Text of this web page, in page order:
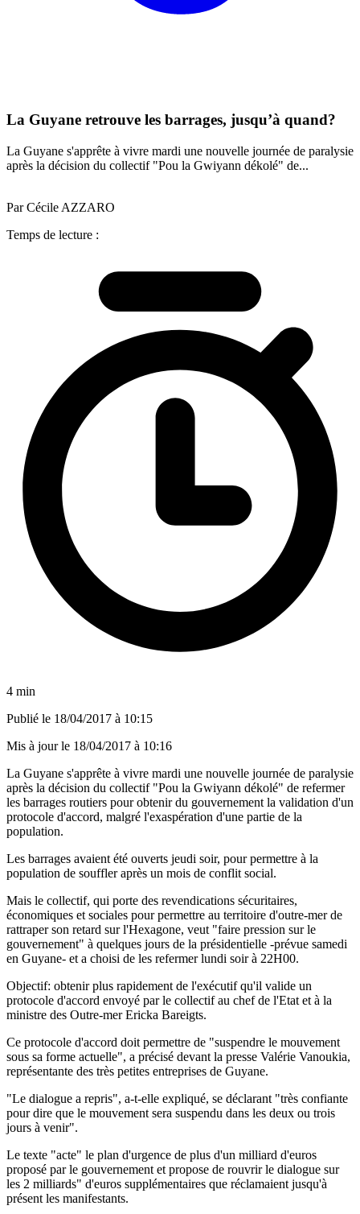
La Guyane retrouve les barrages, jusqu’à quand?
La Guyane s'apprête à vivre mardi une nouvelle journée de paralysie
après la décision du collectif "Pou la Gwiyann dékolé" de...
Par Cécile AZZARO
Temps de lecture :
4 min
Publié le 18/04/2017 à 10:15
Mis à jour le 18/04/2017 à 10:16
La Guyane s'apprête à vivre mardi une nouvelle journée de paralysie
après la décision du collectif "Pou la Gwiyann dékolé" de refermer
les barrages routiers pour obtenir du gouvernement la validation d'un
protocole d'accord, malgré l'exaspération d'une partie de la
population.
Les barrages avaient été ouverts jeudi soir, pour permettre à la
population de souffler après un mois de conflit social.
Mais le collectif, qui porte des revendications sécuritaires,
économiques et sociales pour permettre au territoire d'outre-mer de
rattraper son retard sur l'Hexagone, veut "faire pression sur le
gouvernement" à quelques jours de la présidentielle -prévue samedi
en Guyane- et a choisi de les refermer lundi soir à 22H00.
Objectif: obtenir plus rapidement de l'exécutif qu'il valide un
protocole d'accord envoyé par le collectif au chef de l'Etat et à la
ministre des Outre-mer Ericka Bareigts.
Ce protocole d'accord doit permettre de "suspendre le mouvement
sous sa forme actuelle", a précisé devant la presse Valérie Vanoukia,
représentante des très petites entreprises de Guyane.
"Le dialogue a repris", a-t-elle expliqué, se déclarant "très confiante
pour dire que le mouvement sera suspendu dans les deux ou trois
jours à venir".
Le texte "acte" le plan d'urgence de plus d'un milliard d'euros
proposé par le gouvernement et propose de rouvrir le dialogue sur
les 2 milliards" d'euros supplémentaires que réclamaient jusqu'à
présent les manifestants.